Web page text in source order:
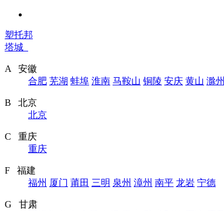
塑托邦
塔城
A 安徽
合肥 芜湖 蚌埠 淮南 马鞍山 铜陵 安庆 黄山 滁州
B 北京
北京
C 重庆
重庆
F 福建
福州 厦门 莆田 三明 泉州 漳州 南平 龙岩 宁德
G 甘肃